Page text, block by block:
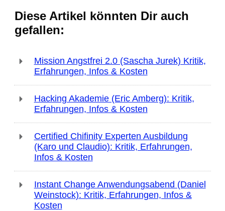
Diese Artikel könnten Dir auch
gefallen:
Mission Angstfrei 2.0 (Sascha Jurek) Kritik,
Erfahrungen, Infos & Kosten
Hacking Akademie (Eric Amberg): Kritik,
Erfahrungen, Infos & Kosten
Certified Chifinity Experten Ausbildung
(Karo und Claudio): Kritik, Erfahrungen,
Infos & Kosten
Instant Change Anwendungsabend (Daniel
Weinstock): Kritik, Erfahrungen, Infos &
Kosten